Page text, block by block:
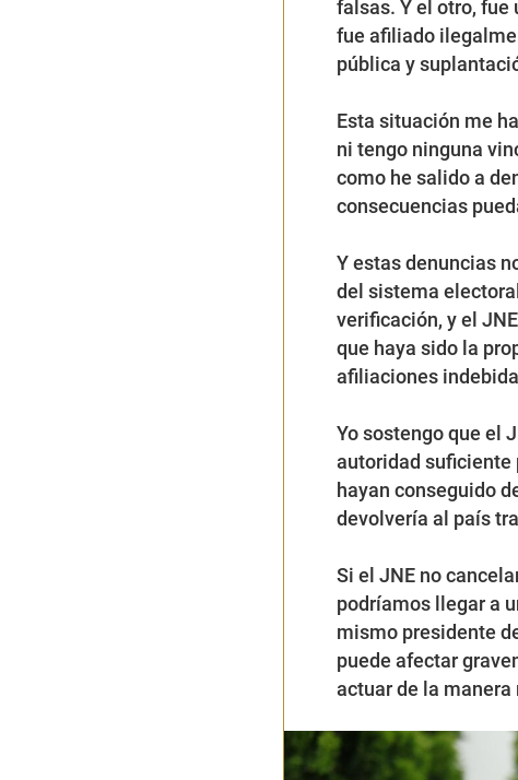
falsas. Y el otro, fue
fue afiliado
pública y
Esta situación me
ni tengo ninguna
como he salido a
consecuencias
Y estas denuncias
del sistema
verificación, y el
que haya sido la
afiliaciones
Yo sostengo que el
autoridad suficiente
hayan conseguido
devolvería al país
Si el JNE no
podríamos llegar a
mismo presidente
puede afectar
actuar de la